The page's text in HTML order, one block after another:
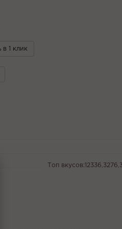
в 1 клик
Топ